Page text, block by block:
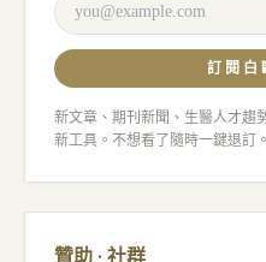
訂閱白
新文章、期刊新聞、生醫人才趨
新工具。不想看了隨時一鍵退訂。
贊助 · 社群